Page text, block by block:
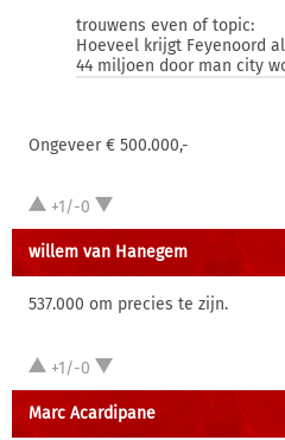
trouwens even of topic:
Hoeveel krijgt Feyenoord
44 miljoen door man city
Ongeveer € 500.000,-
+1/-0
willem van Hanegem
537.000 om precies te zijn.
+1/-0
Marc Acardipane